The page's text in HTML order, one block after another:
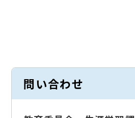
問い合わせ